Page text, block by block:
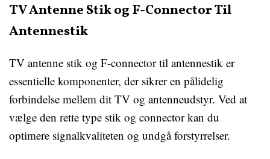
TV Antenne Stik og F-Connector Til
Antennestik
TV antenne stik og F-connector til antennestik er
essentielle komponenter, der sikrer en pålidelig
forbindelse mellem dit TV og antenneudstyr. Ved at
vælge den rette type stik og connector kan du
optimere signalkvaliteten og undgå forstyrrelser.